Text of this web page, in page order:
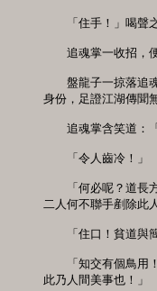
「住手！」喝聲之
追魂掌一收招，
盤龍子一掠落追魂
身份，足證江湖傳聞
追魂掌含笑道：「
「令人齒冷！」
「何必呢？道長方
二人何不聯手剷除此
「住口！貧道與簡
「知交有個鳥用！
此乃人間美事也！」